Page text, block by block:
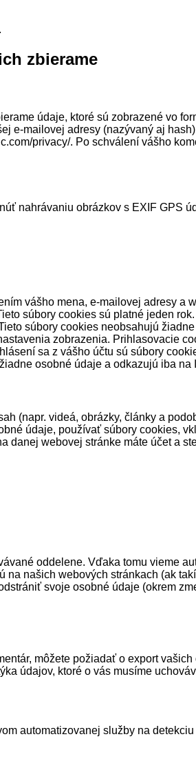
zbierame
údaje, ktoré sú zobrazené vo
e-mailovej adresy (nazývaný aj
privacy/. Po schválení vášho
nahrávaniu obrázkov s EXIF
vášho mena, e-mailovej adresy
súbory cookies sú platné jeden
súbory cookies neobsahujú
zobrazenia. Prihlasovacie
sa z vášho účtu sú súbory
osobné údaje a odkazujú iba
(napr. videá, obrázky, články a
údaje, používať súbory cookies,
danej webovej stránke máte účet a
oddelene. Vďaka tomu vieme
našich webových stránkach (ak
svoje osobné údaje (okrem
môžete požiadať o export
údajov, ktoré o vás musíme
automatizovanej služby na detekciu